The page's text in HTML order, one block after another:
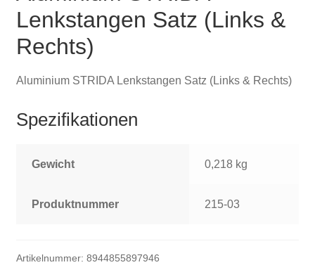
Lenkstangen Satz (Links &
Rechts)
Aluminium STRIDA Lenkstangen Satz (Links & Rechts)
Spezifikationen
Gewicht 0,218 kg
Produktnummer 215-03
Artikelnummer: 8944855897946